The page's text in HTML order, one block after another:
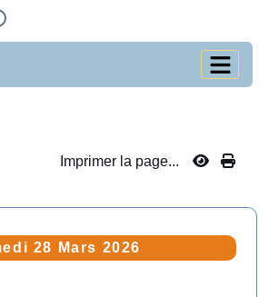
Imprimer la page...
28 Mars 2026